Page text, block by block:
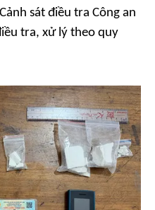
sát điều tra Công an
tra, xử lý theo quy